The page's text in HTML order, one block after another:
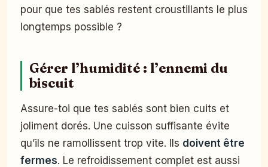
pour que tes sablés restent croustillants le plus
longtemps possible ?
Gérer l’humidité : l’ennemi du
biscuit
Assure-toi que tes sablés sont bien cuits et
joliment dorés. Une cuisson suffisante évite
qu’ils ne ramollissent trop vite. Ils doivent être
fermes. Le refroidissement complet est aussi